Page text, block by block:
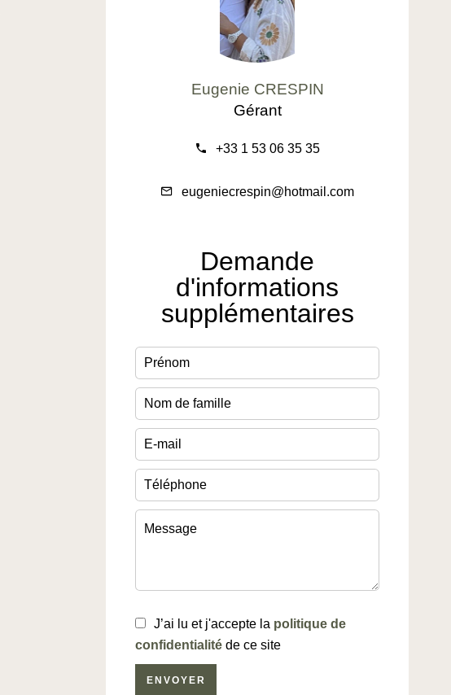
Eugenie CRESPIN
Gérant
+33 1 53 06 35 35
eugeniecrespin@hotmail.com
Demande
d'informations
supplémentaires
J’ai lu et j'accepte la politique de
confidentialité de ce site
ENVOYER